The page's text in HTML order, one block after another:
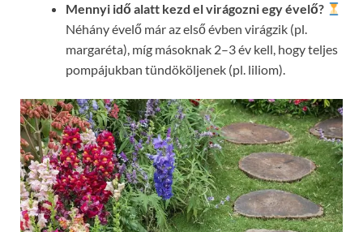
Mennyi idő alatt kezd el virágozni egy évelő?
Néhány évelő már az első évben virágzik (pl.
margaréta), míg másoknak 2–3 év kell, hogy teljes
pompájukban tündököljenek (pl. liliom).